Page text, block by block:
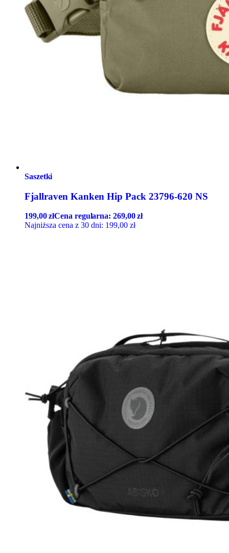
Saszetki
Fjallraven Kanken Hip Pack 23796-620 NS
199,00złCena regularna:269,00zł
Najniższa cena z 30 dni: 199,00 zł